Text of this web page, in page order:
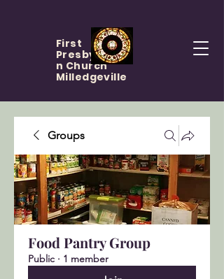
First
Presbyteria
n Church
Milledgeville
Groups
Food Pantry Group
Public · 1 member